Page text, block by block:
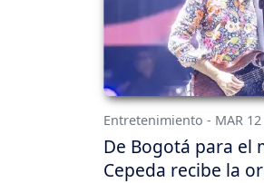
Entretenimiento - MAR
De Bogotá para el
Cepeda recibe la